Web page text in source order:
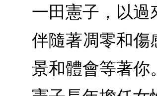
一田憲子，以過
伴隨著凋零和傷
景和體會等著你